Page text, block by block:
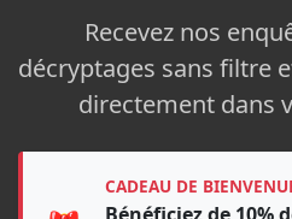
Recevez nos
décryptages sans filtre
directement dans
CADEAU DE